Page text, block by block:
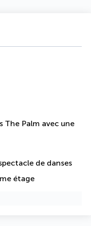
The Palm avec une
de danses
étage